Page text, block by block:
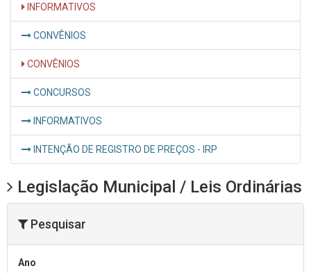
INFORMATIVOS
CONVÊNIOS
CONVÊNIOS
CONCURSOS
INFORMATIVOS
INTENÇÃO DE REGISTRO DE PREÇOS - IRP
Legislação Municipal / Leis Ordinárias
Pesquisar
Ano